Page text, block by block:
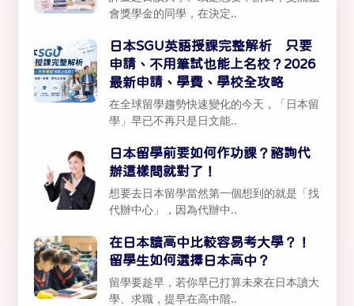
會獎學金的同學，在決定..
日本SGU英語授課完整解析 只要
申請、不用筆試也能上名校？2026
最新申請、學費、學校全攻略
在全球留學趨勢快速變化的今天，「日本留
學」早已不再只是日文能..
日本留學前要如何作功課？諮詢代
辦這樣問就對了！
想要去日本留學當然第一個想到的就是「找
代辦中心」，因為代辦中..
在日本讀高中比較容易考大學？！
留學生如何選擇日本高中？
留學要趁早，若你早已打算未來在日本讀大
學、求職，提早在高中階..